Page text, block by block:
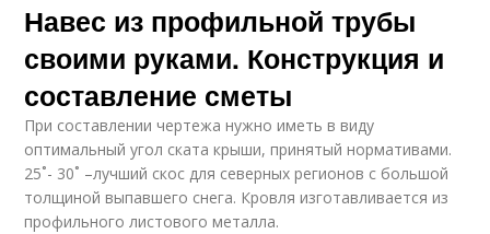
Трубы без ферм Большой навес
Навесы из металла Односкатные навесы
Навес из профильной трубы
своими руками. Конструкция и
составление сметы
При составлении чертежа нужно иметь в виду
оптимальный угол ската крыши, принятый нормативами.
25˚- 30˚ –лучший скос для северных регионов с большой
толщиной выпавшего снега. Кровля изготавливается из
профильного листового металла.